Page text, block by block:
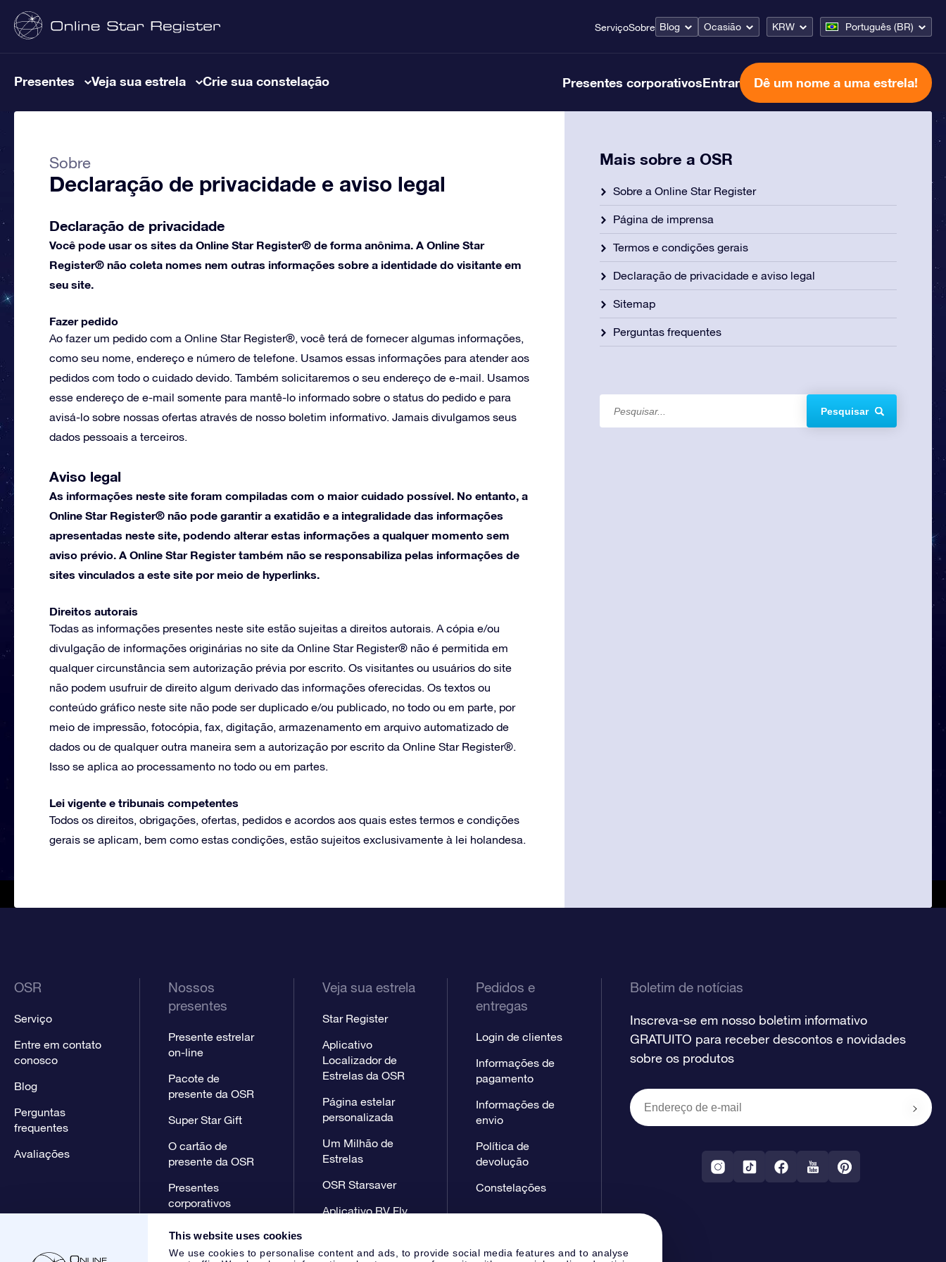
This website uses cookies
We use cookies to personalise content and ads, to provide social media features and to analyse
ServiçoSobre Blog Ocasião KRW Português (BR)
Presentes Veja sua estrela Crie sua constelação Presentes corporativosEntrar Dê um nome a uma estrela!
Sobre
Declaração de privacidade e aviso legal
Declaração de privacidade
Você pode usar os sites da Online Star Register® de forma anônima. A Online Star
Register® não coleta nomes nem outras informações sobre a identidade do visitante em
seu site.
Fazer pedido
Ao fazer um pedido com a Online Star Register®, você terá de fornecer algumas informações,
como seu nome, endereço e número de telefone. Usamos essas informações para atender aos
pedidos com todo o cuidado devido. Também solicitaremos o seu endereço de e-mail. Usamos
esse endereço de e-mail somente para mantê-lo informado sobre o status do pedido e para
avisá-lo sobre nossas ofertas através de nosso boletim informativo. Jamais divulgamos seus
dados pessoais a terceiros.
Aviso legal
As informações neste site foram compiladas com o maior cuidado possível. No entanto, a
Online Star Register® não pode garantir a exatidão e a integralidade das informações
apresentadas neste site, podendo alterar estas informações a qualquer momento sem
aviso prévio. A Online Star Register também não se responsabiliza pelas informações de
sites vinculados a este site por meio de hyperlinks.
Direitos autorais
Todas as informações presentes neste site estão sujeitas a direitos autorais. A cópia e/ou
divulgação de informações originárias no site da Online Star Register® não é permitida em
qualquer circunstância sem autorização prévia por escrito. Os visitantes ou usuários do site
não podem usufruir de direito algum derivado das informações oferecidas. Os textos ou
conteúdo gráfico neste site não pode ser duplicado e/ou publicado, no todo ou em parte, por
meio de impressão, fotocópia, fax, digitação, armazenamento em arquivo automatizado de
dados ou de qualquer outra maneira sem a autorização por escrito da Online Star Register®.
Isso se aplica ao processamento no todo ou em partes.
Lei vigente e tribunais competentes
Todos os direitos, obrigações, ofertas, pedidos e acordos aos quais estes termos e condições
gerais se aplicam, bem como estas condições, estão sujeitos exclusivamente à lei holandesa.
Mais sobre a OSR
Sobre a Online Star Register
Página de imprensa
Termos e condições gerais
Declaração de privacidade e aviso legal
Sitemap
Perguntas frequentes
Pesquisar
OSR
Serviço
Entre em contato
conosco
Blog
Perguntas
frequentes
Avaliações
Nossos
presentes
Presente estrelar
on-line
Pacote de
presente da OSR
Super Star Gift
O cartão de
presente da OSR
Presentes
corporativos
Veja sua estrela
Star Register
Aplicativo
Localizador de
Estrelas da OSR
Página estelar
personalizada
Um Milhão de
Estrelas
OSR Starsaver
Aplicativo RV Fly
Pedidos e
entregas
Login de clientes
Informações de
pagamento
Informações de
envio
Política de
devolução
Constelações
Boletim de notícias
Inscreva-se em nosso boletim informativo
GRATUITO para receber descontos e novidades
sobre os produtos